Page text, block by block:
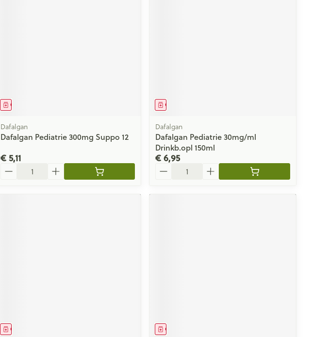
Geneesmiddel
Dafalgan
Dafalgan Pediatrie 300mg Suppo 12
€ 5,11
Geneesmiddel
Dafalgan
Dafalgan Pediatrie 30mg/ml
Drinkb.opl 150ml
€ 6,95
Geneesmiddel Geneesmiddel